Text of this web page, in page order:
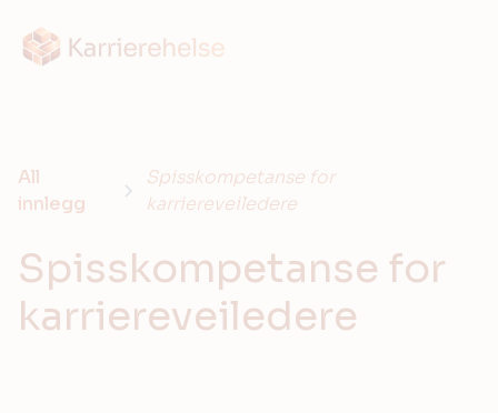
All
innlegg
Spisskompetanse for
karriereveiledere
Spisskompetanse for
karriereveiledere